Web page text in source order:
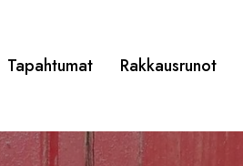
Tapahtumat Rakkausrunot